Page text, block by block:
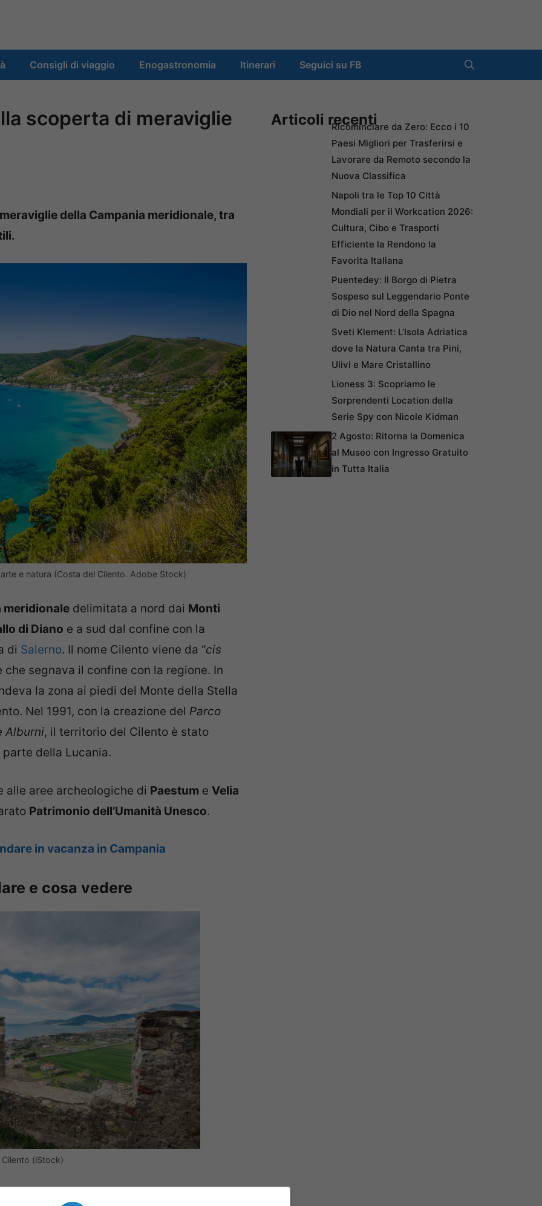
Consigli di viaggio Enogastronomia Itinerari Seguici su FB
scoperta di meraviglie
della Campania meridionale, tra
e natura (Costa del Cilento. Adobe Stock)
meridionale delimitata a nord dai Monti
di Diano e a sud dal confine con la
di Salerno. Il nome Cilento viene da “cis
che segnava il confine con la regione. In
la zona ai piedi del Monte della Stella
Nel 1991, con la creazione del Parco
Alburni, il territorio del Cilento è stato
della Lucania.
alle aree archeologiche di Paestum e Velia
Patrimonio dell’Umanità Unesco.
in vacanza in Campania
e cosa vedere
Cilento (iStock)
naturale, storico e artistico
Articoli recentiRicominciare da Zero: Ecco i 10
Paesi Migliori per Trasferirsi e
Lavorare da Remoto secondo la
Nuova Classifica
Napoli tra le Top 10 Città
Mondiali per il Workcation 2026:
Cultura, Cibo e Trasporti
Efficiente la Rendono la
Favorita Italiana
Puentedey: Il Borgo di Pietra
Sospeso sul Leggendario Ponte
di Dio nel Nord della Spagna
Sveti Klement: L’Isola Adriatica
dove la Natura Canta tra Pini,
Ulivi e Mare Cristallino
Lioness 3: Scopriamo le
Sorprendenti Location della
Serie Spy con Nicole Kidman
2 Agosto: Ritorna la Domenica
al Museo con Ingresso Gratuito
in Tutta Italia